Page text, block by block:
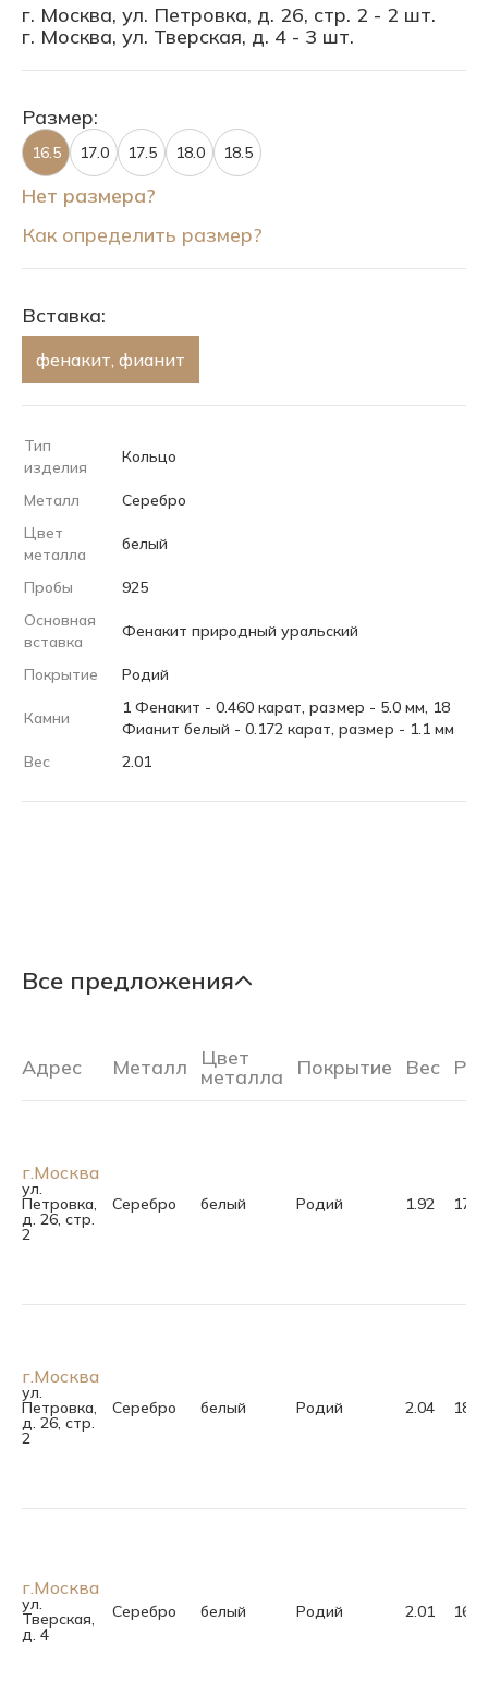
г. Москва, ул. Петровка, д. 26, стр. 2 - 2 шт.
г. Москва, ул. Тверская, д. 4 - 3 шт.
Размер:
16.5 17.0 17.5 18.0 18.5
Нет размера?
Как определить размер?
Вставка:
фенакит, фианит
Тип
изделия
Кольцо
Металл
Серебро
Цвет
металла
белый
Пробы
925
Основная
вставка
Фенакит природный уральский
Покрытие Родий
Камни
1 Фенакит - 0.460 карат, размер - 5.0 мм, 18
Фианит белый - 0.172 карат, размер - 1.1 мм
Вес
2.01
Все предложения
Адрес Металл Цвет
металла Покрытие Вес
г.Москва
ул.
Петровка,
д. 26, стр.
2
Серебро белый Родий 1.92 17.0
г.Москва
ул.
Петровка,
д. 26, стр.
2
Серебро белый Родий 2.04 18.0
г.Москва
ул.
Тверская,
д. 4
Серебро белый Родий 2.01 16.5